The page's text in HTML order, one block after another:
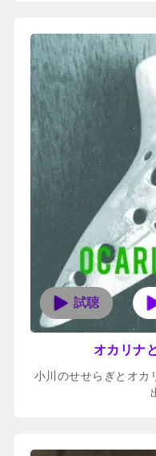
オカリナ
小川のせせらぎとオカ